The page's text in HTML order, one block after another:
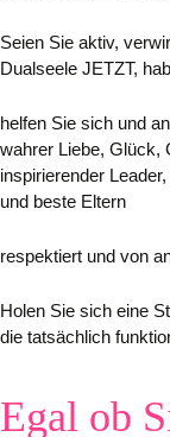
Seien Sie aktiv,
Dualseele JETZT,
helfen Sie sich und
wahrer Liebe, Glück,
inspirierender
und beste Eltern
respektiert und von
Holen Sie sich eine
die tatsächlich
Egal ob